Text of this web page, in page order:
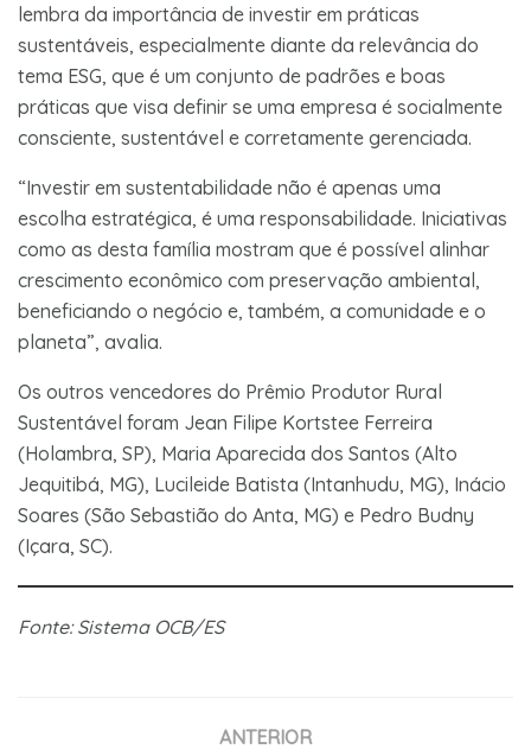
lembra da importância de investir em práticas
sustentáveis, especialmente diante da relevância do
tema ESG, que é um conjunto de padrões e boas
práticas que visa definir se uma empresa é socialmente
consciente, sustentável e corretamente gerenciada.
“Investir em sustentabilidade não é apenas uma
escolha estratégica, é uma responsabilidade. Iniciativas
como as desta família mostram que é possível alinhar
crescimento econômico com preservação ambiental,
beneficiando o negócio e, também, a comunidade e o
planeta”, avalia.
Os outros vencedores do Prêmio Produtor Rural
Sustentável foram Jean Filipe Kortstee Ferreira
(Holambra, SP), Maria Aparecida dos Santos (Alto
Jequitibá, MG), Lucileide Batista (Intanhudu, MG), Inácio
Soares (São Sebastião do Anta, MG) e Pedro Budny
(Içara, SC).
Fonte: Sistema OCB/ES
ANTERIOR